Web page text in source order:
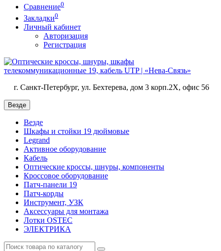
Сравнение0
Закладки0
Личный кабинет
Авторизация
Регистрация
г. Санкт-Петербург, ул. Бехтерева, дом 3 корп.2X, офис 56
Везде
Везде
Шкафы и стойки 19 дюймовые
Legrand
Активное оборудование
Кабель
Оптические кроссы, шнуры, компоненты
Кроссовое оборудование
Патч-панели 19
Патч-корды
Инструмент, УЗК
Аксессуары для монтажа
Лотки OSTEC
ЭЛЕКТРИКА